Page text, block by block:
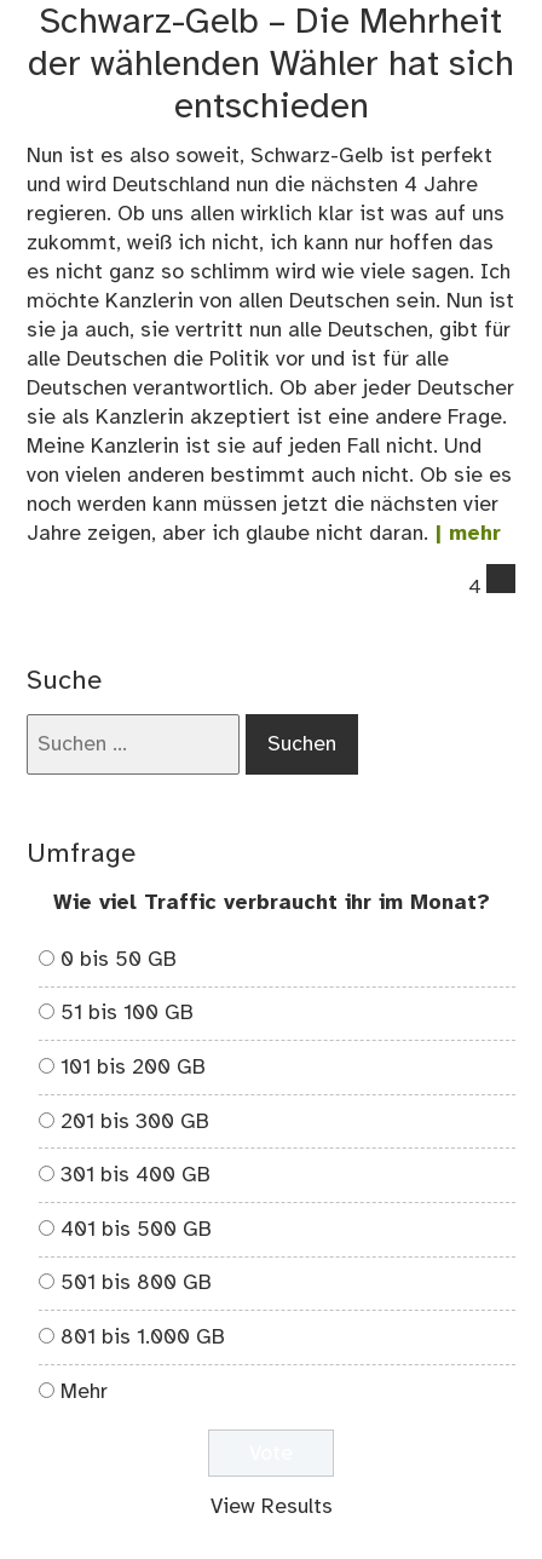
Schwarz-Gelb – Die Mehrheit
der wählenden Wähler hat sich
entschieden
Nun ist es also soweit, Schwarz-Gelb ist perfekt
und wird Deutschland nun die nächsten 4 Jahre
regieren. Ob uns allen wirklich klar ist was auf uns
zukommt, weiß ich nicht, ich kann nur hoffen das
es nicht ganz so schlimm wird wie viele sagen. Ich
möchte Kanzlerin von allen Deutschen sein. Nun ist
sie ja auch, sie vertritt nun alle Deutschen, gibt für
alle Deutschen die Politik vor und ist für alle
Deutschen verantwortlich. Ob aber jeder Deutscher
sie als Kanzlerin akzeptiert ist eine andere Frage.
Meine Kanzlerin ist sie auf jeden Fall nicht. Und
von vielen anderen bestimmt auch nicht. Ob sie es
noch werden kann müssen jetzt die nächsten vier
Jahre zeigen, aber ich glaube nicht daran. | mehr
4
Suche
Umfrage
Wie viel Traffic verbraucht ihr im Monat?
0 bis 50 GB
51 bis 100 GB
101 bis 200 GB
201 bis 300 GB
301 bis 400 GB
401 bis 500 GB
501 bis 800 GB
801 bis 1.000 GB
Mehr
View Results